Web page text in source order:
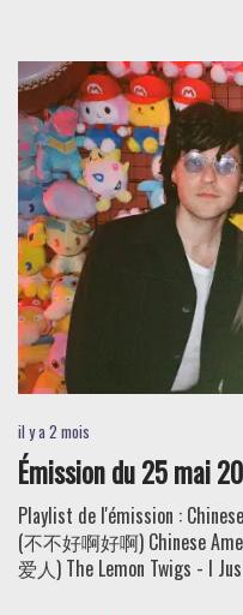
il y a 2 mois
Émission du 25 mai
Playlist de l'émission :
(不不好啊好啊) Chinese
爱人) The Lemon Twigs - I